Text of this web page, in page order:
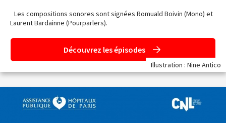
Les compositions sonores sont signées Romuald Boivin (Mono) et
Laurent Bardainne (Pourparlers).
Découvrez les épisodes
Illustration : Nine Antico